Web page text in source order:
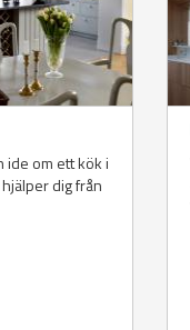
ide om ett kök i
dig från